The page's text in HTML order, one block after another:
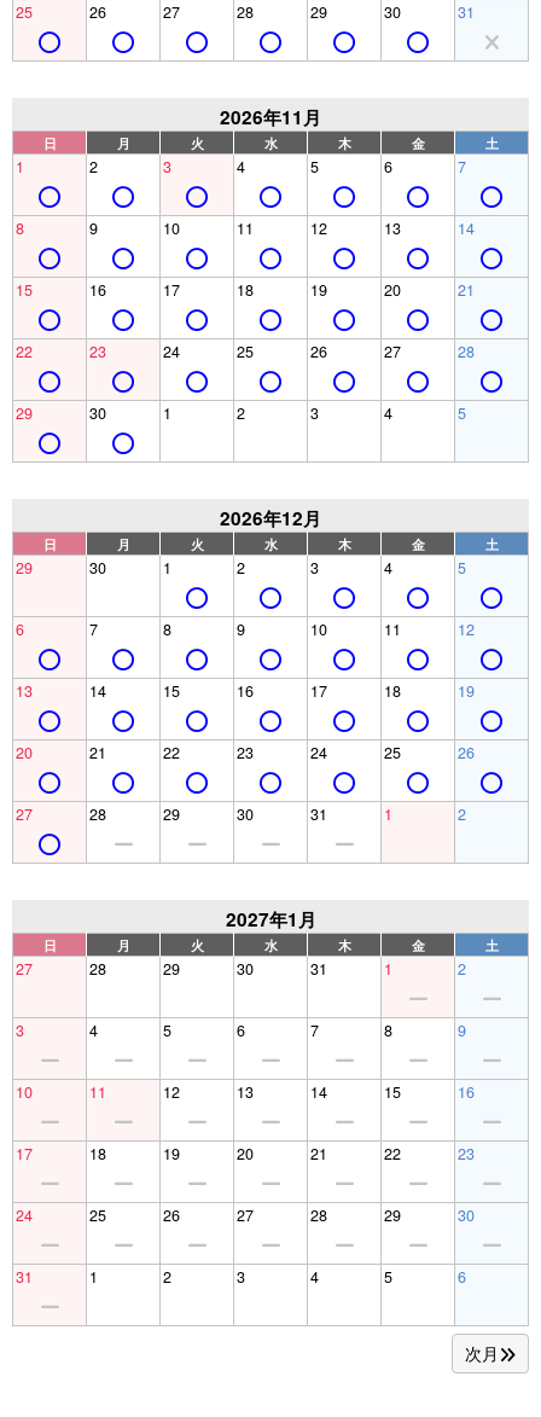
25 26 27 28 29 30 31
2026年11月
日 月 火 水 木 金 土
1 2 3 4 5 6 7
8 9 10 11 12 13 14
15 16 17 18 19 20 21
22 23 24 25 26 27 28
29 30 1 2 3 4 5
2026年12月
日 月 火 水 木 金 土
29 30 1 2 3 4 5
6 7 8 9 10 11 12
13 14 15 16 17 18 19
20 21 22 23 24 25 26
27 28 29 30 31 1 2
2027年1月
日 月 火 水 木 金 土
27 28 29 30 31 1 2
3 4 5 6 7 8 9
10 11 12 13 14 15 16
17 18 19 20 21 22 23
24 25 26 27 28 29 30
31 1 2 3 4 5 6
次月